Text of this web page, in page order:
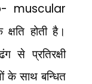
muscular
होती है।
से प्रतिरक्षी
के साथ बन्धित